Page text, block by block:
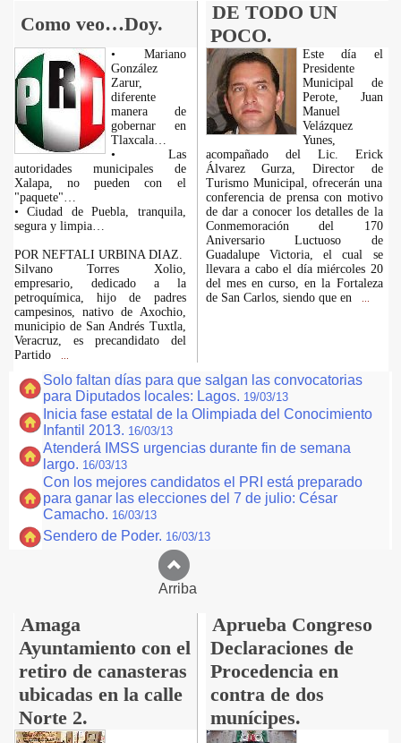
Como veo…Doy.
DE TODO UN
POCO.
• Mariano
González
Zarur,
diferente
manera de
gobernar en
Tlaxcala…
• Las
autoridades municipales de
Xalapa, no pueden con el
"paquete"…
• Ciudad de Puebla, tranquila,
segura y limpia…
POR NEFTALI URBINA DIAZ.
Silvano Torres Xolio,
empresario, dedicado a la
petroquímica, hijo de padres
campesinos, nativo de Axochio,
municipio de San Andrés Tuxtla,
Veracruz, es precandidato del
Partido
Este día el
Presidente
Municipal de
Perote, Juan
Manuel
Velázquez
Yunes,
acompañado del Lic. Erick
Álvarez Gurza, Director de
Turismo Municipal, ofrecerán una
conferencia de prensa con motivo
de dar a conocer los detalles de la
Conmemoración del 170
Aniversario Luctuoso de
Guadalupe Victoria, el cual se
llevara a cabo el día miércoles 20
del mes en curso, en la Fortaleza
de San Carlos, siendo que en
Solo faltan días para que salgan las convocatorias
para Diputados locales: Lagos. 19/03/13
Inicia fase estatal de la Olimpiada del Conocimiento
Infantil 2013. 16/03/13
Atenderá IMSS urgencias durante fin de semana
largo. 16/03/13
Con los mejores candidatos el PRI está preparado
para ganar las elecciones del 7 de julio: César
Camacho. 16/03/13
Sendero de Poder. 16/03/13
Arriba
Amaga
Ayuntamiento con el
retiro de canasteras
ubicadas en la calle
Norte 2.
Aprueba Congreso
Declaraciones de
Procedencia en
contra de dos
munícipes.